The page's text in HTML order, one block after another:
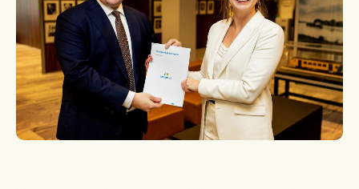
Contact
Downloads
De Plastic Wijzer
Deltaplan Circulaire Plastic